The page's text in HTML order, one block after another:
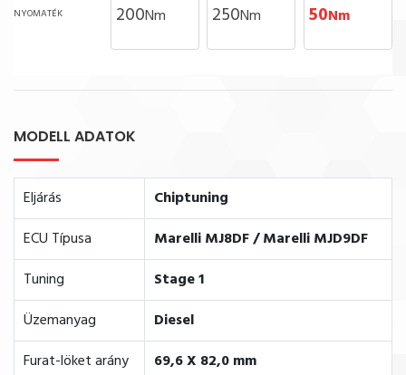
NYOMATÉK 200Nm 250Nm 50Nm
MODELL ADATOK
Eljárás
Chiptuning
ECU Típusa
Marelli MJ8DF / Marelli MJD9DF
Tuning
Stage 1
Üzemanyag
Diesel
Furat-löket arány
69,6 X 82,0 mm